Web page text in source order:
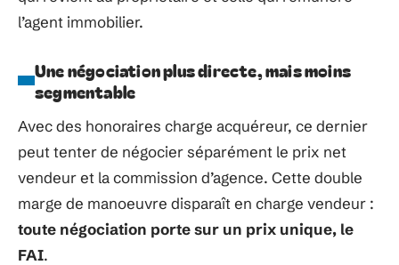
l’agent immobilier.
Une négociation plus directe, mais moins
segmentable
Avec des honoraires charge acquéreur, ce dernier
peut tenter de négocier séparément le prix net
vendeur et la commission d’agence. Cette double
marge de manoeuvre disparaît en charge vendeur :
toute négociation porte sur un prix unique, le
FAI.